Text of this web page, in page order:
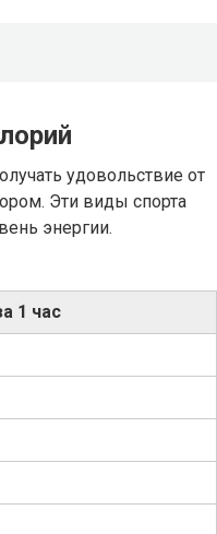
удовольствие от
Эти виды спорта
энергии.
1 час